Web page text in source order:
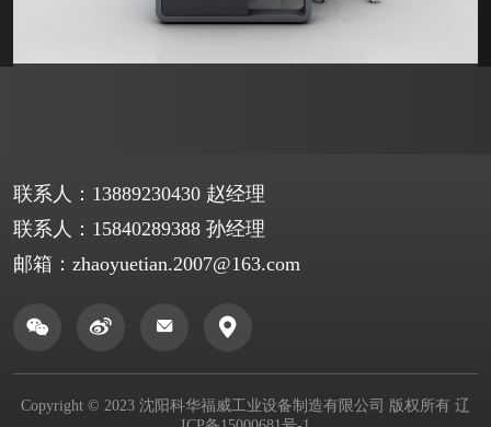
联系人： 13889230430 赵经理
联系人： 15840289388 孙经理
邮箱： zhaoyuetian.2007@163.com
Copyright © 2023 沈阳科华福威工业设备制造有限公司 版权所有 辽